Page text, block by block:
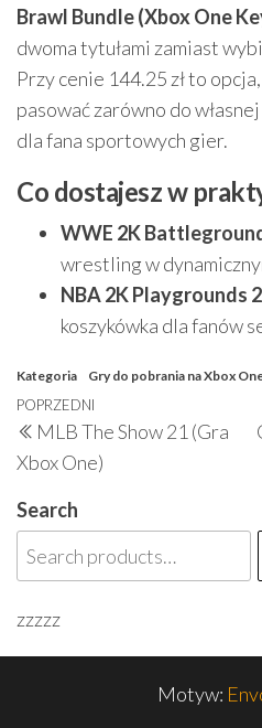
Brawl Bundle (Xbox One
dwoma tytułami zamiast
Przy cenie 144.25 zł to
pasować zarówno do
dla fana sportowych gier.
Co dostajesz w
WWE 2K
wrestling w
NBA 2K Playgrounds 2
koszykówka dla fanów
Kategoria Gry do pobrania na Xbox
Nawigacja
wpisu
Poprzedni
wpis
POPRZEDNI
MLB The Show 21 (Gra
Xbox One)
Search
zzzzz
Motyw: